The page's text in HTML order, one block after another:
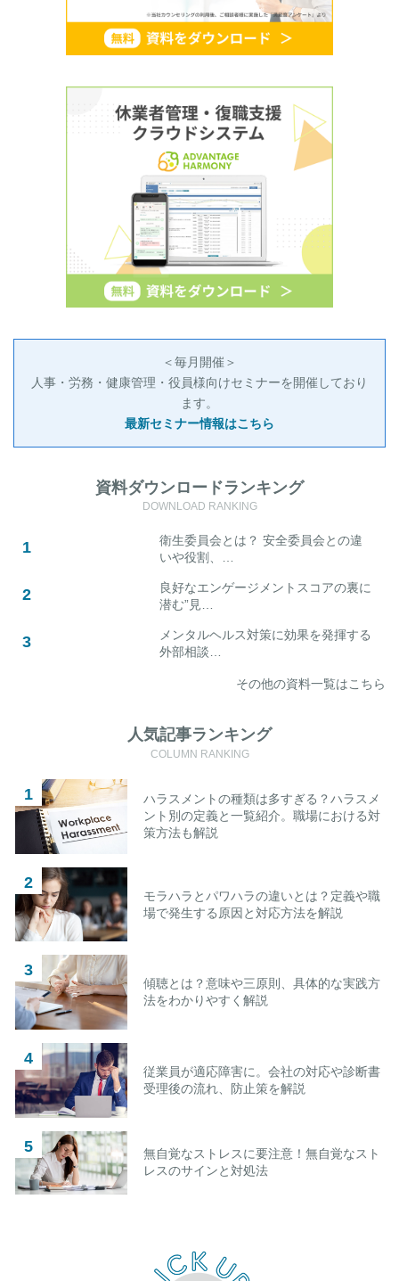
＜毎月開催＞
人事・労務・健康管理・役員様向けセミナーを開催しており
ます。
最新セミナー情報はこちら
資料ダウンロードランキング
DOWNLOAD RANKING
衛生委員会とは？ 安全委員会との違
いや役割、…
良好なエンゲージメントスコアの裏に
潜む”見…
メンタルヘルス対策に効果を発揮する
外部相談…
その他の資料一覧はこちら
人気記事ランキング
COLUMN RANKING
ハラスメントの種類は多すぎる？ハラスメ
ント別の定義と一覧紹介。職場における対
策方法も解説
モラハラとパワハラの違いとは？定義や職
場で発生する原因と対応方法を解説
傾聴とは？意味や三原則、具体的な実践方
法をわかりやすく解説
従業員が適応障害に。会社の対応や診断書
受理後の流れ、防止策を解説
無自覚なストレスに要注意！無自覚なスト
レスのサインと対処法